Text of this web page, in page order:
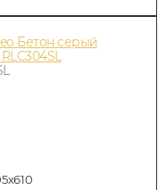
Бетон серый